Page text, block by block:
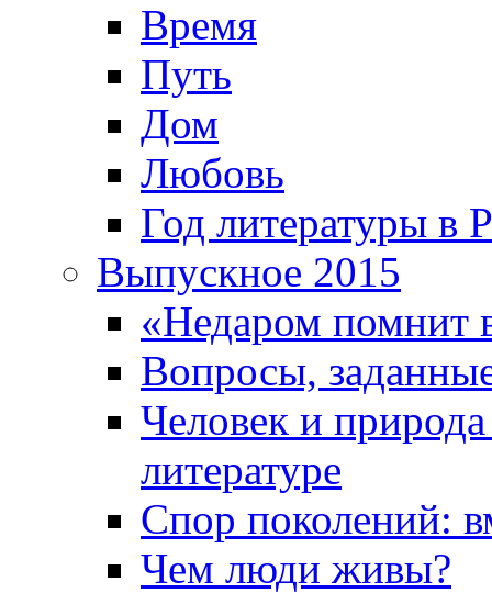
Время
Путь
Дом
Любовь
Год литературы в
Выпускное 2015
«Недаром помнит
Вопросы,
Человек и
литературе
Спор поколений:
Чем люди живы?